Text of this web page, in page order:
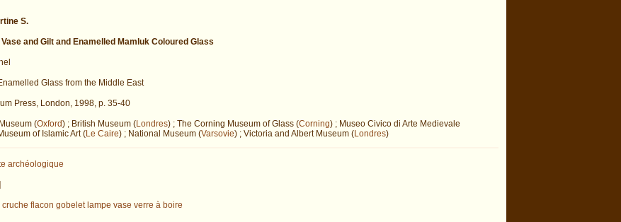
S.
and Gilt and Enamelled Mamluk Coloured Glass
Glass from the Middle East
Press, London, 1998, p. 35-40
(Oxford) ; British Museum (Londres) ; The Corning Museum of Glass (Corning) ; Museo Civico di Arte Medievale
of Islamic Art (Le Caire) ; National Museum (Varsovie) ; Victoria and Albert Museum (Londres)
archéologique
cruche flacon gobelet lampe vase verre à boire